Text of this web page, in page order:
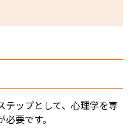
テップとして、心理学を専
要です。